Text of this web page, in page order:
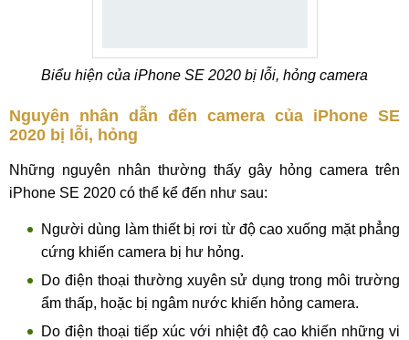
Biểu hiện của iPhone SE 2020 bị lỗi, hỏng camera
Nguyên nhân dẫn đến camera của iPhone SE
2020 bị lỗi, hỏng
Những nguyên nhân thường thấy gây hỏng camera trên
iPhone SE 2020 có thể kể đến như sau:
Người dùng làm thiết bị rơi từ độ cao xuống mặt phẳng
cứng khiến camera bị hư hỏng.
Do điện thoại thường xuyên sử dụng trong môi trường
ẩm thấp, hoặc bị ngâm nước khiến hỏng camera.
Do điện thoại tiếp xúc với nhiệt độ cao khiến những vi